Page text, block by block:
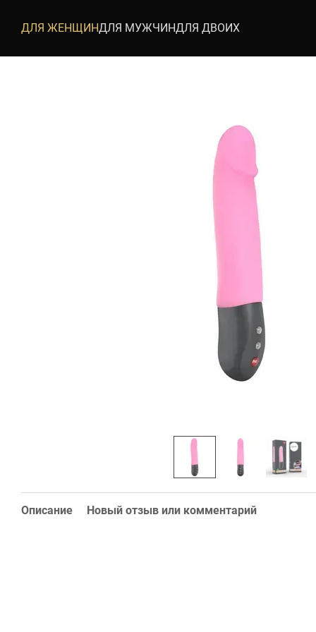
ДЛЯ ЖЕНЩИНДЛЯ МУЖЧИНДЛЯ ДВОИХ
Описание Новый отзыв или комментарий